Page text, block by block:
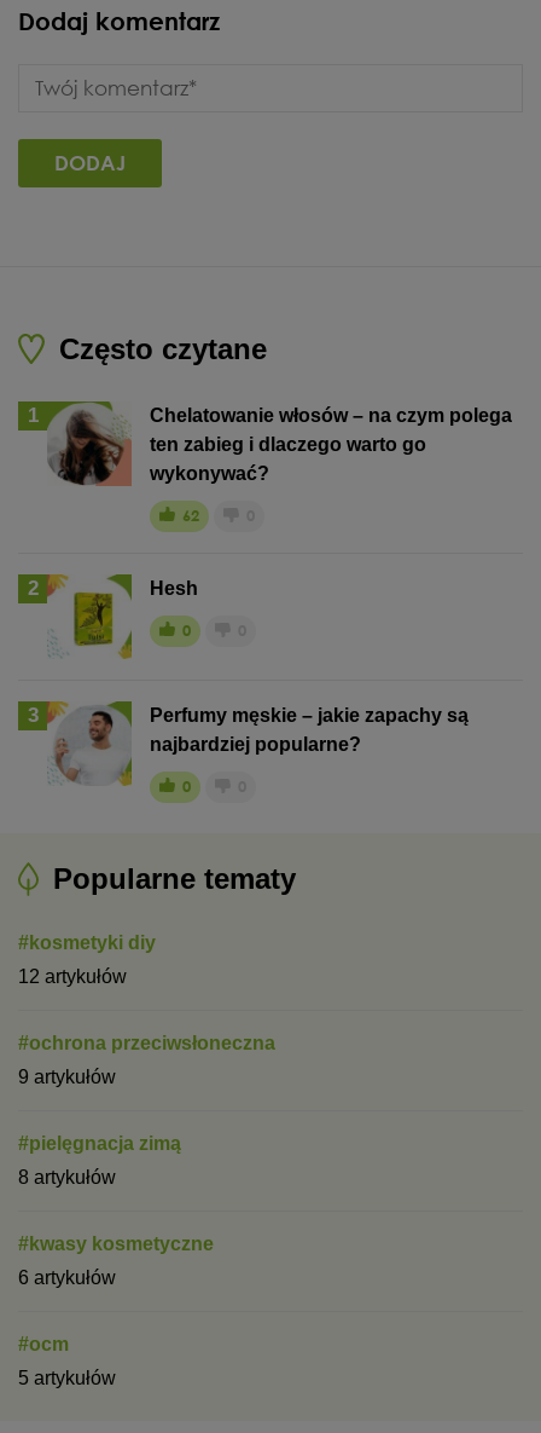
Dodaj komentarz
Często czytane
1
Chelatowanie włosów – na czym polega
ten zabieg i dlaczego warto go
wykonywać?
62
2 Hesh
0
3
Perfumy męskie – jakie zapachy są
najbardziej popularne?
0
Popularne tematy
#kosmetyki diy
12 artykułów
#ochrona przeciwsłoneczna
9 artykułów
#pielęgnacja zimą
8 artykułów
#kwasy kosmetyczne
6 artykułów
#ocm
5 artykułów